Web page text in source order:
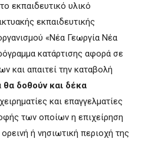
εκπαιδευτικό υλικό
εκπαιδευτικής
«Νέα Γεωργία Νέα
κατάρτισης αφορά σε
και απαιτεί την καταβολή
θα δοθούν και δέκα
και επαγγελματίες
των οποίων η επιχείρηση
ή νησιωτική περιοχή της